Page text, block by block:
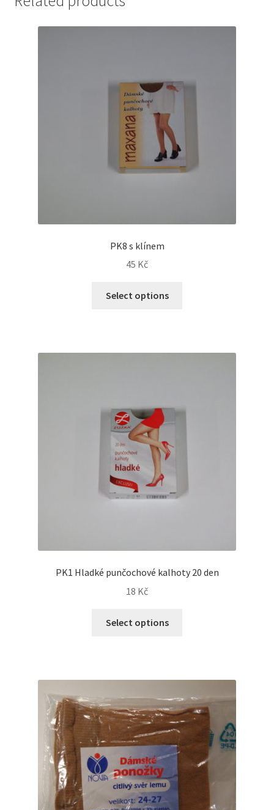
PK8 s klínem
45 Kč
Select options
PK1 Hladké punčochové kalhoty 20 den
18 Kč
Select options